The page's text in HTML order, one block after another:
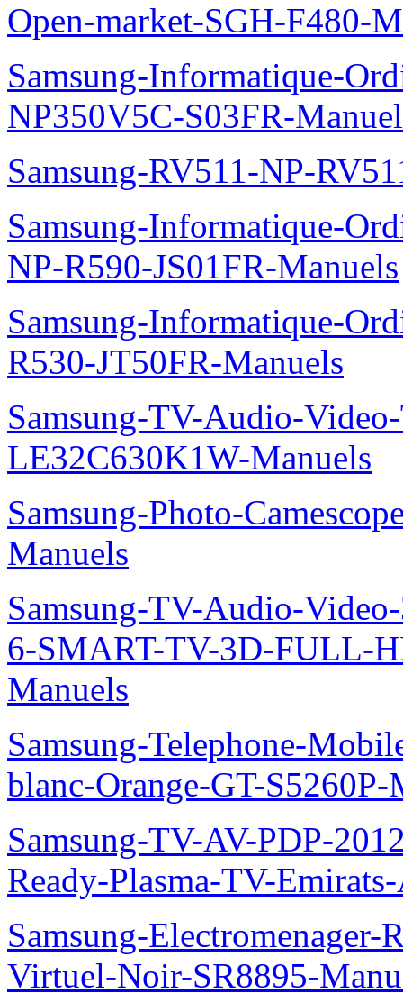
Open-market-SGH-F480-
Samsung-Informatique-
NP350V5C-S03FR-
Samsung-RV511-NP-
Samsung-Informatique-
NP-R590-JS01FR-Manuels
Samsung-Informatique-
R530-JT50FR-Manuels
Samsung-TV-Audio-
LE32C630K1W-Manuels
Samsung-Photo-
Manuels
Samsung-TV-Audio-
6-SMART-TV-3D-FULL-
Manuels
Samsung-Telephone-
blanc-Orange-GT-S5260P-
Samsung-TV-AV-PDP-
Ready-Plasma-TV-
Samsung-
Virtuel-Noir-SR8895-